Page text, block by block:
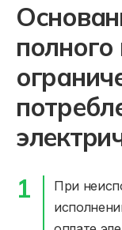
полного
При